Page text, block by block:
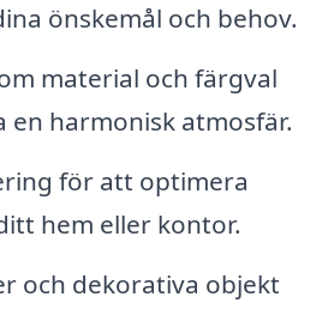
önskemål och behov.
material och färgval
en harmonisk atmosfär.
för att optimera
hem eller kontor.
och dekorativa objekt